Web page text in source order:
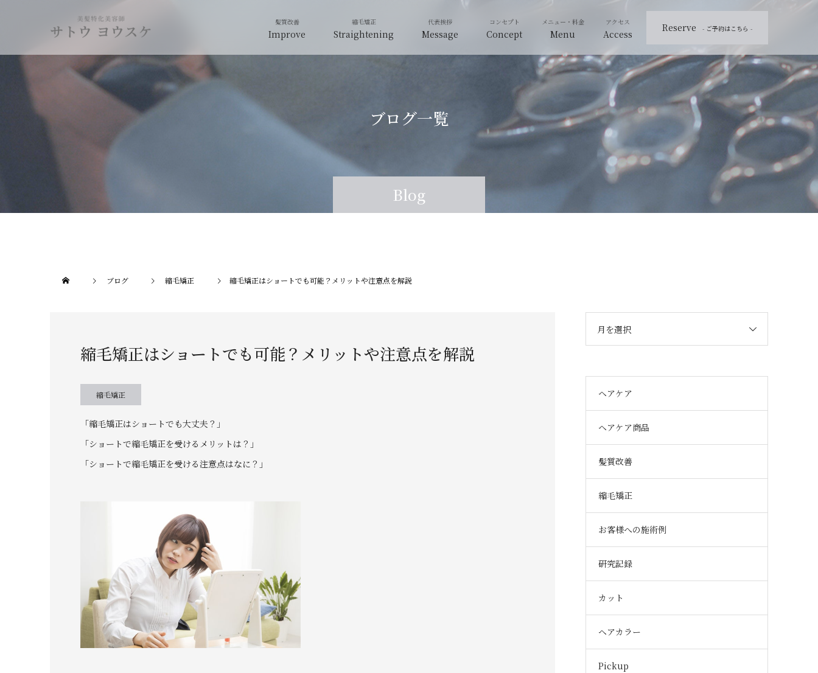
Improve Straightening Message Concept Menu Access
Reserve - ご予約はこちら -
Blog
Blog
ブログ一覧
ブログ 縮毛矯正 縮毛矯正はショートでも可能？メリットや注意点を解説
縮毛矯正はショートでも可能？メリットや注意点を解説
縮毛矯正
「縮毛矯正はショートでも大丈夫？」
「ショートで縮毛矯正を受けるメリットは？」
「ショートで縮毛矯正を受ける注意点はなに？」
月を選択
ヘアケア
ヘアケア商品
髪質改善
縮毛矯正
お客様への施術例
研究記録
カット
ヘアカラー
Pickup